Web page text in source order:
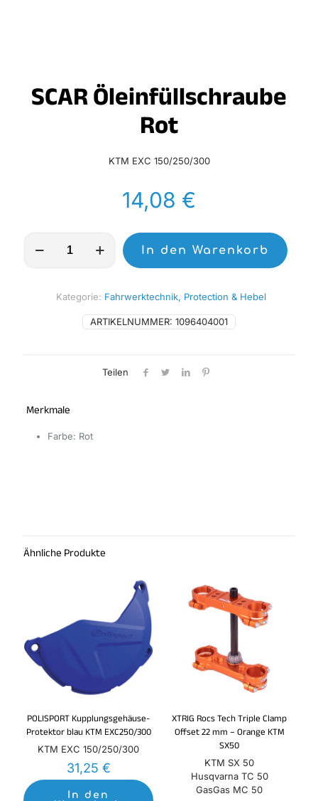
SCAR Öleinfüllschraube
Rot
KTM EXC 150/250/300
14,08 €
Öleinfüllschraube
In den Warenkorb
ARTIKELNUMMER: 1096404001
Kategorie: Fahrwerktechnik, Protection & Hebel
Teilen
Merkmale
Farbe: Rot
Ähnliche Produkte
POLISPORT Kupplungsgehäuse-
Protektor blau KTM EXC250/300
KTM EXC 150/250/300
31,25 €
In den
XTRIG Rocs Tech Triple Clamp
Offset 22 mm – Orange KTM
SX50
KTM SX 50
Husqvarna TC 50
GasGas MC 50